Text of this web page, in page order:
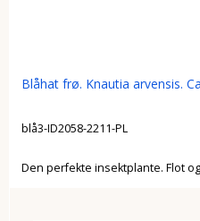
Blåhat frø. Knautia arvensis.
blå3-ID2058-2211-PL
Den perfekte insektplante. Flot